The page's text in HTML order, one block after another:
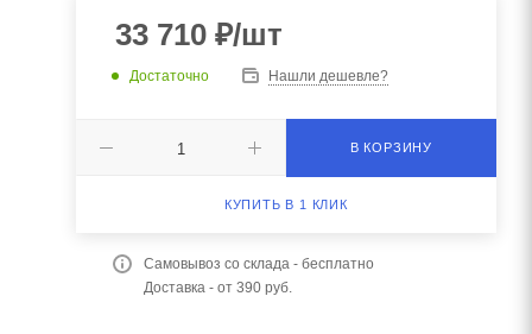
33 710₽/шт
Достаточно Нашли дешевле?
В КОРЗИНУ
КУПИТЬ В 1 КЛИК
Самовывоз со склада - бесплатно
Доставка - от 390 руб.